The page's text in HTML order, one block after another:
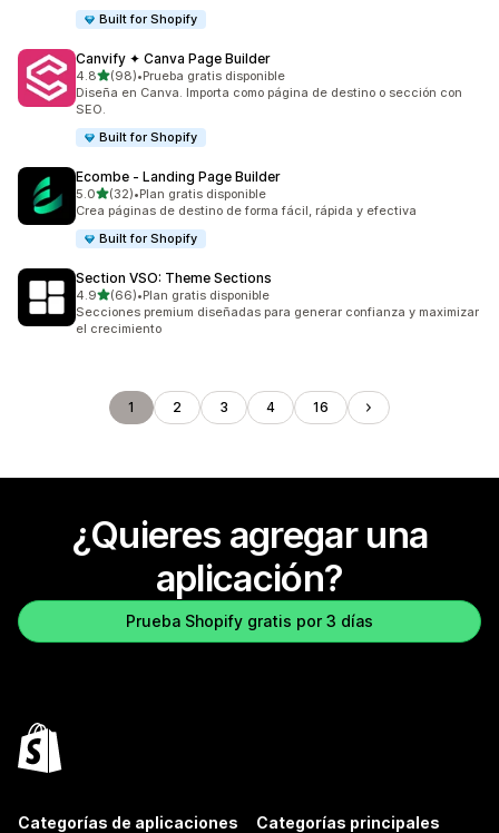
Built for Shopify
Canvify ✦ Canva Page Builder
4.8de 5 estrellas
(98)
98 reseñas en total
•Prueba gratis disponible
Diseña en Canva. Importa como página de destino o sección con
SEO.
Built for Shopify
Ecombe ‑ Landing Page Builder
5.0de 5 estrellas
(32)
32 reseñas en total
•Plan gratis disponible
Crea páginas de destino de forma fácil, rápida y efectiva
Built for Shopify
Section VSO: Theme Sections
4.9de 5 estrellas
(66)
66 reseñas en total
•Plan gratis disponible
Secciones premium diseñadas para generar confianza y maximizar
el crecimiento
1 2 3 4 16
¿Quieres agregar una
aplicación?
Prueba Shopify gratis por 3 días
Categorías de aplicaciones Categorías principales